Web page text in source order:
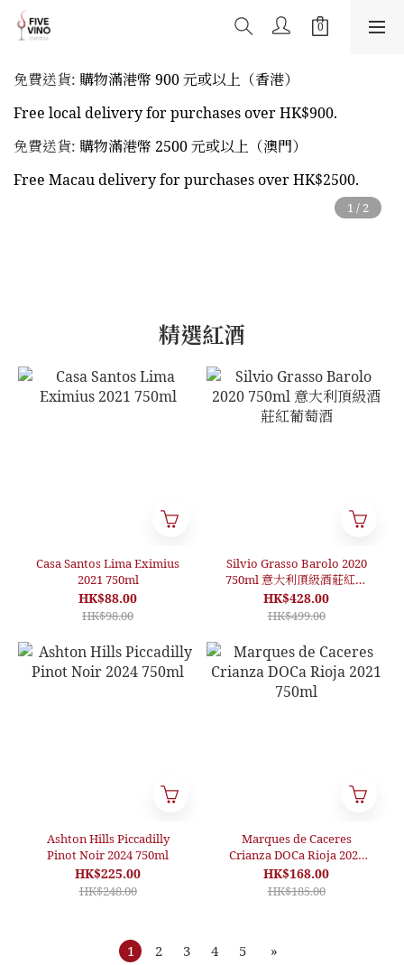
免費送貨: 購物滿港幣 900 元或以上（香港）
Free local delivery for purchases over HK$900.
免費送貨: 購物滿港幣 2500 元或以上（澳門）
Free Macau delivery for purchases over HK$2500.
精選紅酒
Casa Santos Lima Eximius
2021 750ml
HK$88.00
HK$98.00
Silvio Grasso Barolo 2020
750ml 意大利頂級酒莊紅葡
萄酒
HK$428.00
HK$499.00
Ashton Hills Piccadilly
Pinot Noir 2024 750ml
HK$225.00
HK$248.00
Marques de Caceres
Crianza DOCa Rioja 2021
750ml
HK$168.00
HK$185.00
1 2 3 4 5 »